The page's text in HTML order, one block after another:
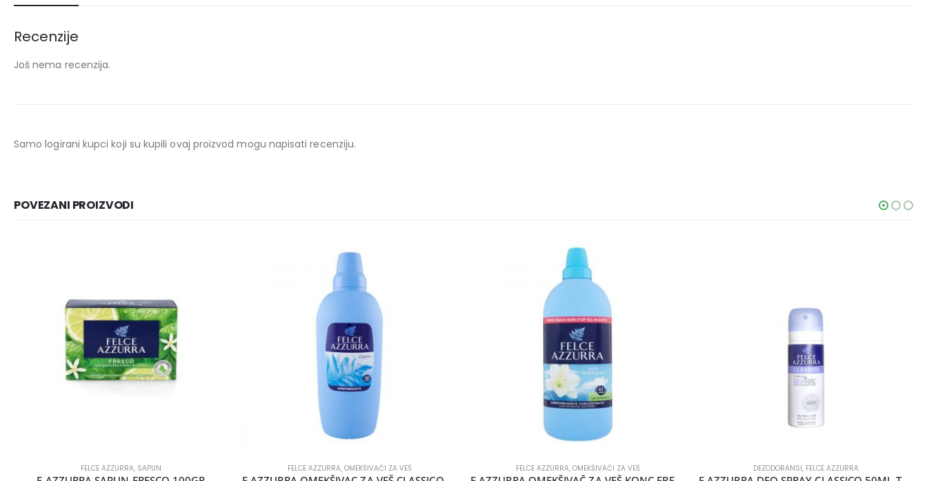
Recenzije
Još nema recenzija.
Samo logirani kupci koji su kupili ovaj proizvod mogu napisati recenziju.
POVEZANI PROIZVODI
FELCE AZZURRA, SAPUN FELCE AZZURRA, OMEKŠIVAČI ZA VEŠ FELCE AZZURRA, OMEKŠIVAČI ZA VEŠ DEZODORANSI, FELCE AZZURRA